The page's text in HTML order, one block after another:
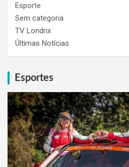
Esporte
Sem categoria
TV Londrix
Últimas Notícias
Esportes